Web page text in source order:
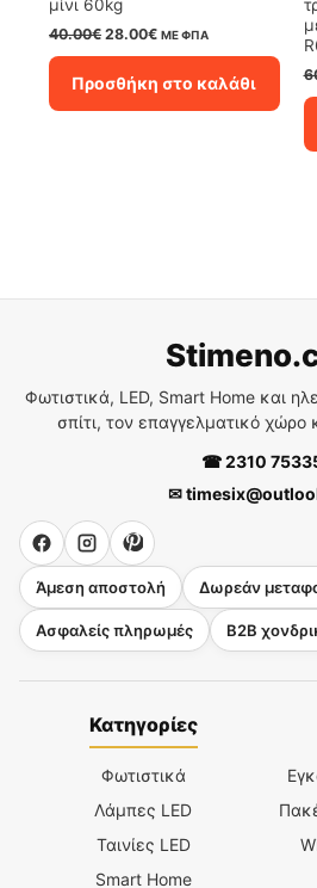
μίνι 60kg
40.00€ Original
40.00€.
28.00€Η
είναι:
28.00€.
ΜΕ ΦΠΑ
Προσθήκη στο καλάθι
Φωτιστικά, LED, Smart Home και
σπίτι, τον επαγγελματικό χώρο
☎ 2310
✉
Άμεση αποστολή Δωρεάν
Ασφαλείς πληρωμές B2B
Κατηγορίες
Φωτιστικά
Λάμπες LED
Ταινίες LED
Smart Home